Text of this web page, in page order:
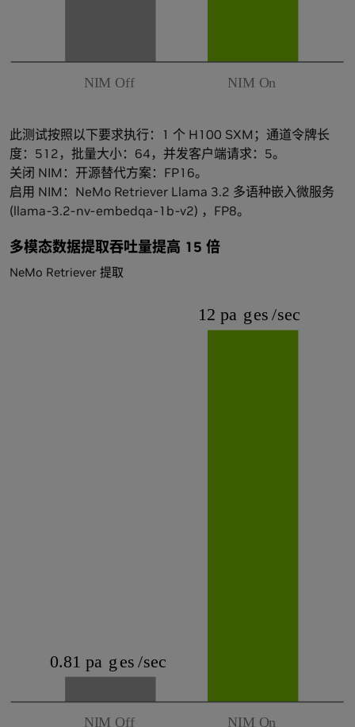
此测试按照以下要求执行：1 个 H100 SXM；通道令牌长
度：512，批量大小：64，并发客户端请求：5。
关闭 NIM：开源替代方案：FP16。
启用 NIM：NeMo Retriever Llama 3.2 多语种嵌入微服务
(llama-3.2-nv-embedqa-1b-v2) ，FP8。
多模态数据提取吞吐量提高 15 倍
NeMo Retriever 提取